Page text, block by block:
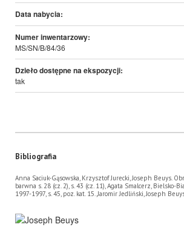
Data nabycia:
Numer inwentarzowy:
MS/SN/B/84/36
Dzieło dostępne na ekspozycji:
tak
Bibliografia
Anna Saciuk-Gąsowska, Krzysztof Jurecki, Joseph Beuys.
barwna s. 28 (cz. 2), s. 43 (cz. 11), Agata Smalcerz, Bielsko-
1997-1997, s. 45, poz. kat. 15.,Jaromir Jedliński, Joseph